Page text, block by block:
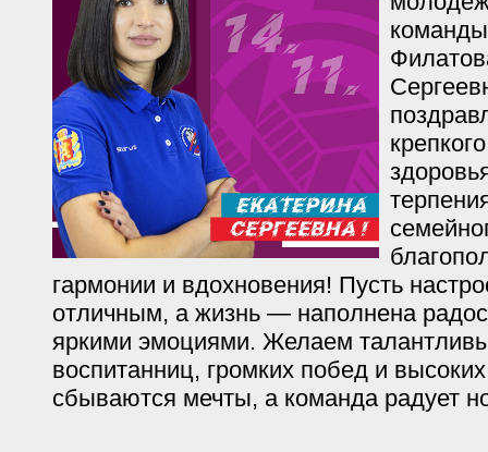
гармонии и вдохновения! Пусть
отличным, а жизнь — наполнена
яркими эмоциями. Желаем
воспитанниц, громких побед и
сбываются мечты, а команда радует